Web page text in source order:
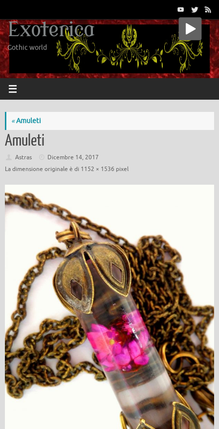
contenuto
Exoterica
Gothic world
«Amuleti
Amuleti
Astras
Dicembre 14, 2017
La dimensione originale è di 1152 × 1536 pixel